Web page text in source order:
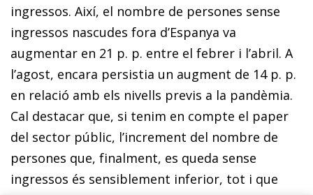
ingressos. Així, el nombre de persones sense
ingressos nascudes fora d’Espanya va
augmentar en 21 p. p. entre el febrer i l’abril. A
l’agost, encara persistia un augment de 14 p. p.
en relació amb els nivells previs a la pandèmia.
Cal destacar que, si tenim en compte el paper
del sector públic, l’increment del nombre de
persones que, finalment, es queda sense
ingressos és sensiblement inferior, tot i que